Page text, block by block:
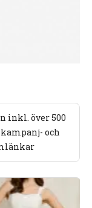
inkl. över 500
och